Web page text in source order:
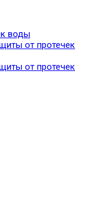
воды
от протечек
от протечек